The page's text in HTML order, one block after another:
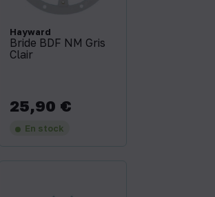
Hayward
Bride BDF NM Gris
Clair
Prix
25,90 €
En stock